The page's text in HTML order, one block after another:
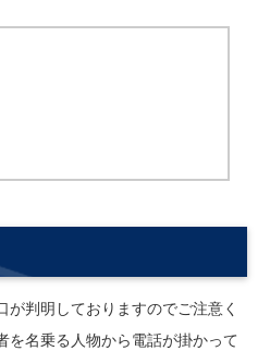
判明しておりますのでご注意く
を名乗る人物から電話が掛かって